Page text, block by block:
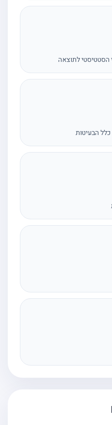
לתוצאה
הבעיטות